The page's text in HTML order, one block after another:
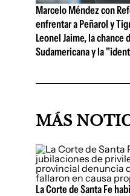
Marcelo Méndez con
enfrentar a Peñarol y
Leonel Jaime, la chance
Sudamericana y la
MÁS
La Corte de Santa Fe